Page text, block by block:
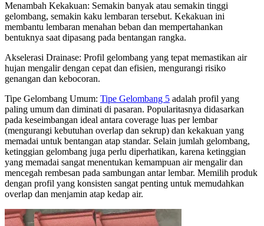
Menambah Kekakuan: Semakin banyak atau semakin tinggi
gelombang, semakin kaku lembaran tersebut. Kekakuan ini
membantu lembaran menahan beban dan mempertahankan
bentuknya saat dipasang pada bentangan rangka.
Akselerasi Drainase: Profil gelombang yang tepat memastikan air
hujan mengalir dengan cepat dan efisien, mengurangi risiko
genangan dan kebocoran.
Tipe Gelombang Umum: Tipe Gelombang 5 adalah profil yang
paling umum dan diminati di pasaran. Popularitasnya didasarkan
pada keseimbangan ideal antara coverage luas per lembar
(mengurangi kebutuhan overlap dan sekrup) dan kekakuan yang
memadai untuk bentangan atap standar. Selain jumlah gelombang,
ketinggian gelombang juga perlu diperhatikan, karena ketinggian
yang memadai sangat menentukan kemampuan air mengalir dan
mencegah rembesan pada sambungan antar lembar. Memilih produk
dengan profil yang konsisten sangat penting untuk memudahkan
overlap dan menjamin atap kedap air.